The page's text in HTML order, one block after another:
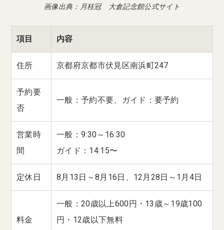
画像出典：月桂冠 大倉記念館公式サイト
項目 内容
住所 京都府京都市伏見区南浜町247
予約要
否
一般：予約不要、ガイド：要予約
営業時
間
一般：9:30～16:30
ガイド：14:15〜
定休日 8月13日～8月16日、12月28日～1月4日
料金
一般：20歳以上600円・13歳～19歳100
円・12歳以下無料